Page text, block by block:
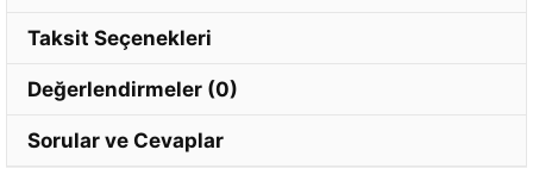
Taksit Seçenekleri
Değerlendirmeler (0)
Sorular ve Cevaplar